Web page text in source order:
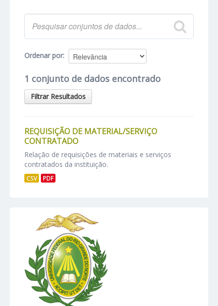
Ordenar por
1 conjunto de dados encontrado
Filtrar Resultados
REQUISIÇÃO DE MATERIAL/SERVIÇO
CONTRATADO
Relação de requisições de materiais e serviços
contratados da instituição.
CSV PDF